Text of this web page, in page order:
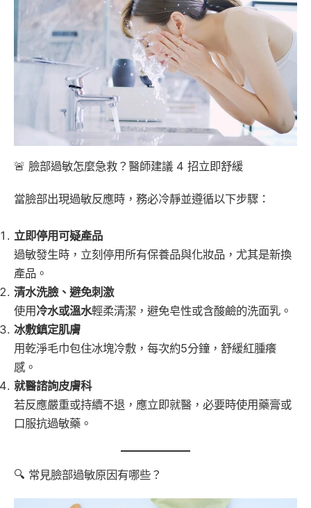
🚨 臉部過敏怎麼急救？醫師建議 4 招立即舒緩
當臉部出現過敏反應時，務必冷靜並遵循以下步驟：
立即停用可疑產品
過敏發生時，立刻停用所有保養品與化妝品，尤其是新換
產品。
清水洗臉、避免刺激
使用冷水或溫水輕柔清潔，避免皂性或含酸鹼的洗面乳。
冰敷鎮定肌膚
用乾淨毛巾包住冰塊冷敷，每次約5分鐘，舒緩紅腫癢
感。
就醫諮詢皮膚科
若反應嚴重或持續不退，應立即就醫，必要時使用藥膏或
口服抗過敏藥。
🔍 常見臉部過敏原因有哪些？